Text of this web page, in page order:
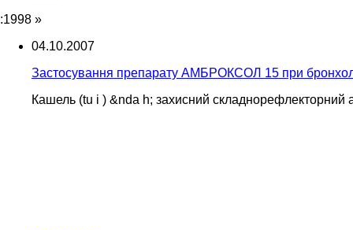
:1998 »
04.10.2007
Застосування препарату АМБРОКСОЛ 15 при
Кашель (tu i ) &nda h; захисний